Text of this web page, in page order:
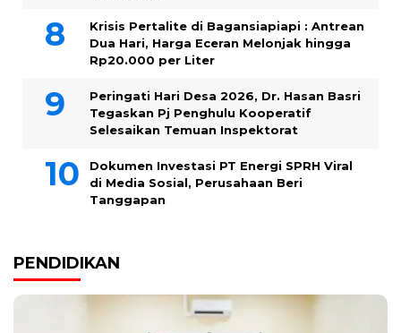
Krisis Pertalite di Bagansiapiapi : Antrean
Dua Hari, Harga Eceran Melonjak hingga
Rp20.000 per Liter
Peringati Hari Desa 2026, Dr. Hasan Basri
Tegaskan Pj Penghulu Kooperatif
Selesaikan Temuan Inspektorat
Dokumen Investasi PT Energi SPRH Viral
di Media Sosial, Perusahaan Beri
Tanggapan
PENDIDIKAN